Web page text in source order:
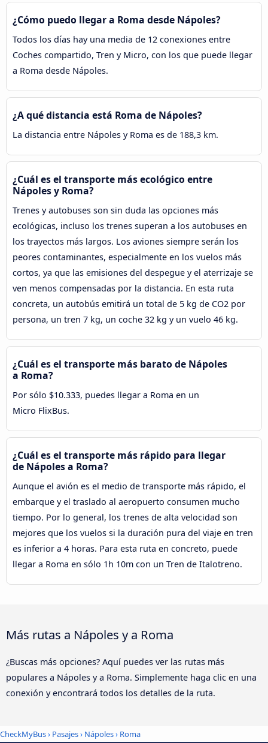
¿Cómo puedo llegar a Roma desde Nápoles?
Todos los días hay una media de 12 conexiones entre
Coches compartido, Tren y Micro, con los que puede llegar
a Roma desde Nápoles.
¿A qué distancia está Roma de Nápoles?
La distancia entre Nápoles y Roma es de 188,3 km.
¿Cuál es el transporte más ecológico entre
Nápoles y Roma?
Trenes y autobuses son sin duda las opciones más
ecológicas, incluso los trenes superan a los autobuses en
los trayectos más largos. Los aviones siempre serán los
peores contaminantes, especialmente en los vuelos más
cortos, ya que las emisiones del despegue y el aterrizaje se
ven menos compensadas por la distancia. En esta ruta
concreta, un autobús emitirá un total de 5 kg de CO2 por
persona, un tren 7 kg, un coche 32 kg y un vuelo 46 kg.
¿Cuál es el transporte más barato de Nápoles
a Roma?
Por sólo $10.333, puedes llegar a Roma en un
Micro FlixBus.
¿Cuál es el transporte más rápido para llegar
de Nápoles a Roma?
Aunque el avión es el medio de transporte más rápido, el
embarque y el traslado al aeropuerto consumen mucho
tiempo. Por lo general, los trenes de alta velocidad son
mejores que los vuelos si la duración pura del viaje en tren
es inferior a 4 horas. Para esta ruta en concreto, puede
llegar a Roma en sólo 1h 10m con un Tren de Italotreno.
Más rutas a Nápoles y a Roma
¿Buscas más opciones? Aquí puedes ver las rutas más
populares a Nápoles y a Roma. Simplemente haga clic en una
conexión y encontrará todos los detalles de la ruta.
CheckMyBus› Pasajes› Nápoles› Roma